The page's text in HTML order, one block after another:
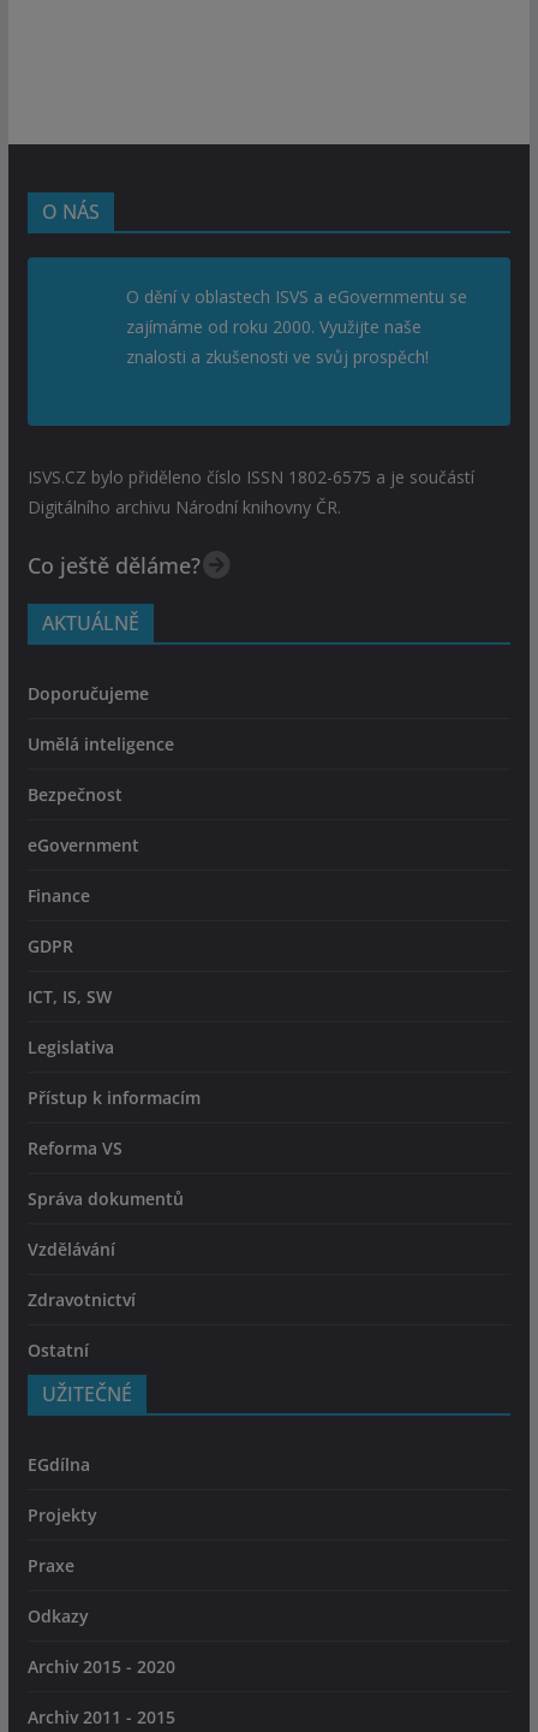
O NÁS
O dění v oblastech ISVS a eGovernmentu se
zajímáme od roku 2000. Využijte naše
znalosti a zkušenosti ve svůj prospěch!
ISVS.CZ bylo přiděleno číslo ISSN 1802-6575 a je součástí
Digitálního archivu Národní knihovny ČR.
Co ještě děláme?
AKTUÁLNĚ
Doporučujeme
Umělá inteligence
Bezpečnost
eGovernment
Finance
GDPR
ICT, IS, SW
Legislativa
Přístup k informacím
Reforma VS
Správa dokumentů
Vzdělávání
Zdravotnictví
Ostatní
UŽITEČNÉ
EGdílna
Projekty
Praxe
Odkazy
Archiv 2015 - 2020
Archiv 2011 - 2015